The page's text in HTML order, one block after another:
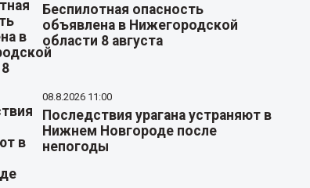
Беспилотная опасность
объявлена в Нижегородской
области 8 августа
08.8.2026 11:00
Последствия урагана устраняют в
Нижнем Новгороде после
непогоды